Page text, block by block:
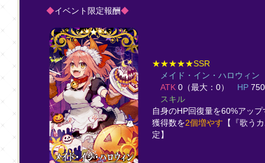
◆イベント限定報酬◆
★★★★★SSR
メイド・イン・ハロウィン
ATK 0（最大：0） HP
スキル
自身のHP回復量を60%アップ
獲得数を2個増やす 【『歌う
定】